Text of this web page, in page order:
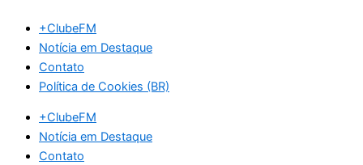
para
conteúdo
+ClubeFM
Notícia em Destaque
Contato
Política de Cookies (BR)
+ClubeFM
Notícia em Destaque
Contato